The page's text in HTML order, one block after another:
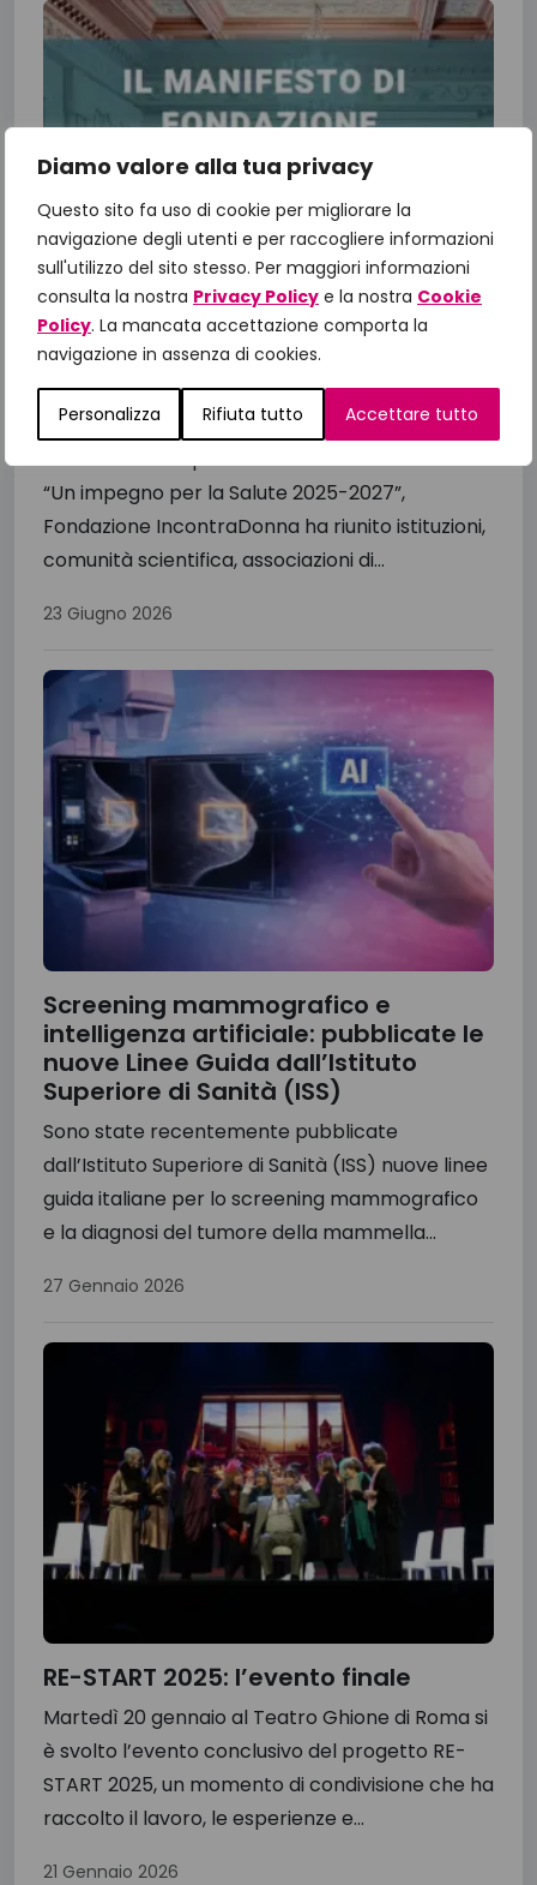
Diamo valore alla tua privacy
Questo sito fa uso di cookie per migliorare la
navigazione degli utenti e per raccogliere informazioni
sull'utilizzo del sito stesso. Per maggiori informazioni
consulta la nostra Privacy Policy e la nostra Cookie
Policy. La mancata accettazione comporta la
navigazione in assenza di cookies.
Personalizza Rifiuta tutto Accettare tutto
Il Manifesto di Fondazione
IncontraDonna: dalle priorità alle
azioni, il confronto con le Istituzioni
per gli obiettivi 2026
A un anno dalla presentazione del Manifesto
“Un impegno per la Salute 2025-2027”,
Fondazione IncontraDonna ha riunito istituzioni,
comunità scientifica, associazioni di...
23 Giugno 2026
Screening mammografico e
intelligenza artificiale: pubblicate le
nuove Linee Guida dall’Istituto
Superiore di Sanità (ISS)
Sono state recentemente pubblicate
dall’Istituto Superiore di Sanità (ISS) nuove linee
guida italiane per lo screening mammografico
e la diagnosi del tumore della mammella...
27 Gennaio 2026
RE-START 2025: l’evento finale
Martedì 20 gennaio al Teatro Ghione di Roma si
è svolto l’evento conclusivo del progetto RE-
START 2025, un momento di condivisione che ha
raccolto il lavoro, le esperienze e...
21 Gennaio 2026